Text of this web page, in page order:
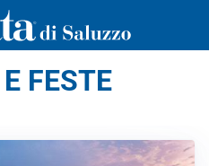
FESTE